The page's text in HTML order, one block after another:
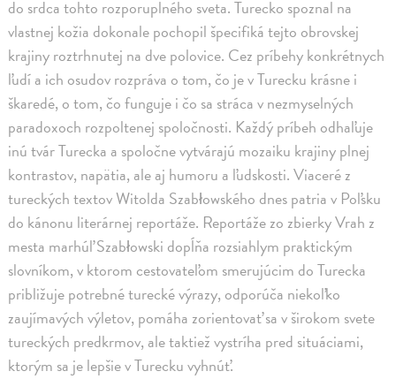
do srdca tohto rozporuplného sveta. Turecko spoznal na
vlastnej kožia dokonale pochopil špecifiká tejto obrovskej
krajiny roztrhnutej na dve polovice. Cez príbehy konkrétnych
ľudí a ich osudov rozpráva o tom, čo je v Turecku krásne i
škaredé, o tom, čo funguje i čo sa stráca v nezmyselných
paradoxoch rozpoltenej spoločnosti. Každý príbeh odhaľuje
inú tvár Turecka a spoločne vytvárajú mozaiku krajiny plnej
kontrastov, napätia, ale aj humoru a ľudskosti. Viaceré z
tureckých textov Witolda Szabłowského dnes patria v Poľsku
do kánonu literárnej reportáže. Reportáže zo zbierky Vrah z
mesta marhúľ Szabłowski dopĺňa rozsiahlym praktickým
slovníkom, v ktorom cestovateľom smerujúcim do Turecka
približuje potrebné turecké výrazy, odporúča niekoľko
zaujímavých výletov, pomáha zorientovať sa v širokom svete
tureckých predkrmov, ale taktiež vystríha pred situáciami,
ktorým sa je lepšie v Turecku vyhnúť.